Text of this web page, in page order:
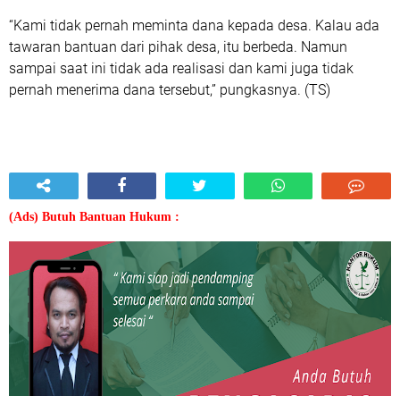
“Kami tidak pernah meminta dana kepada desa. Kalau ada
tawaran bantuan dari pihak desa, itu berbeda. Namun
sampai saat ini tidak ada realisasi dan kami juga tidak
pernah menerima dana tersebut,” pungkasnya. (TS)
(Ads) Butuh Bantuan Hukum :